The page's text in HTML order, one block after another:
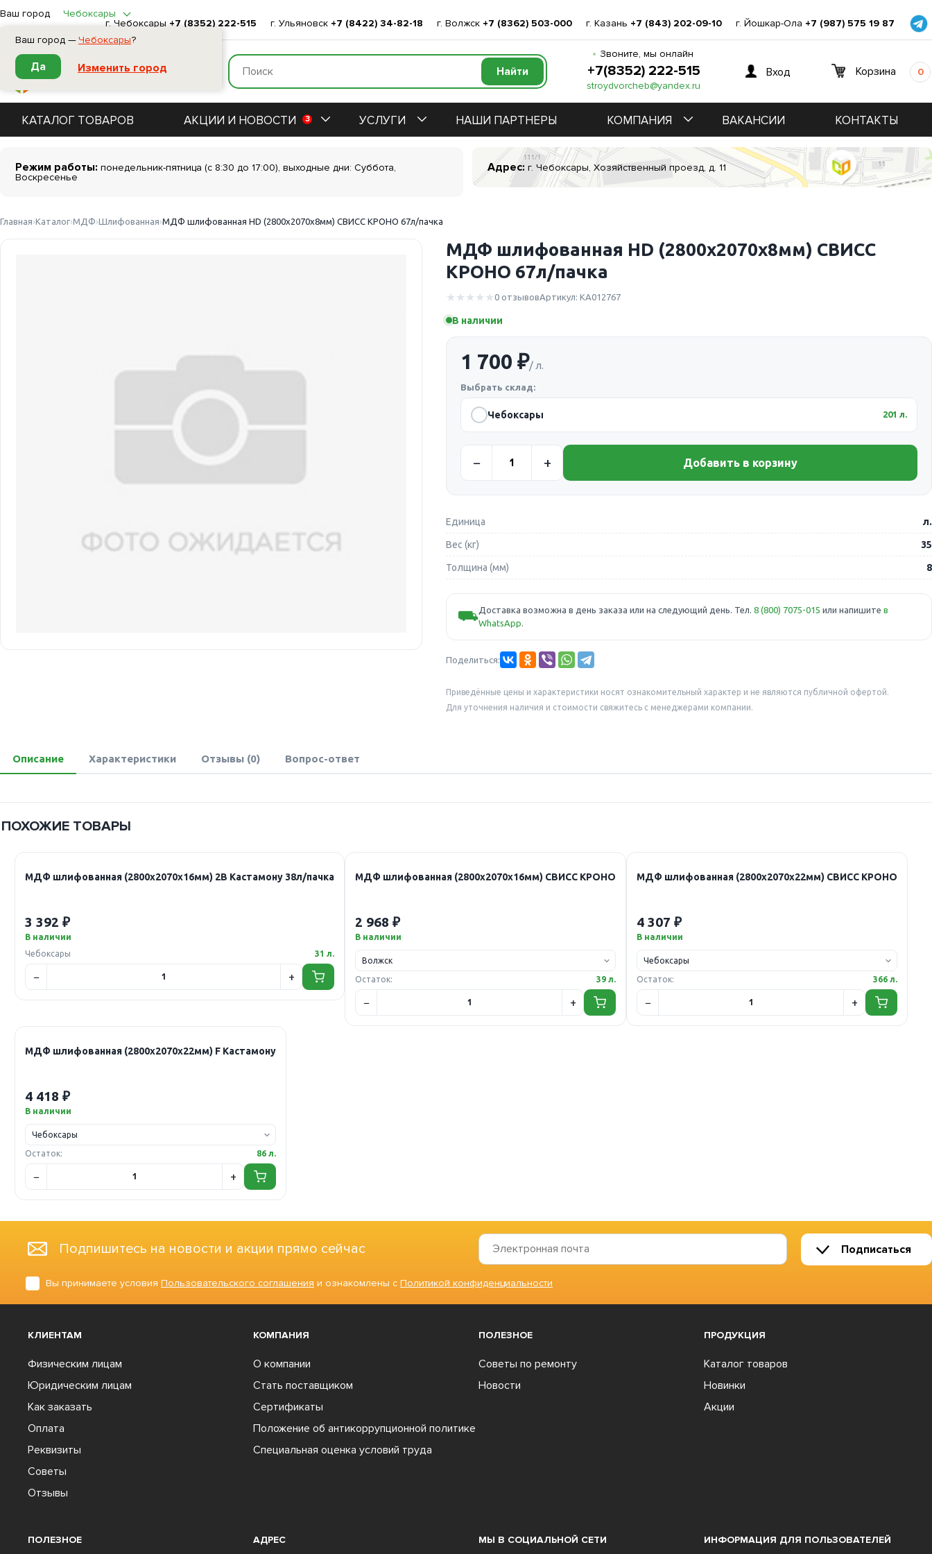
Ваш город —Чебоксары?
Да Изменить город
Ваш город
Чебоксары
г. Чебоксары +7 (8352) 222-515 г. Ульяновск +7 (8422) 34-82-18 г. Волжск +7 (8362) 503-000 г. Казань +7 (843) 202-09-10 г. Йошкар-Ола +7 (987) 575 19 87
Звоните, мы онлайн
+7(8352) 222-515
stroydvorcheb@yandex.ru
Вход Корзина 0
КАТАЛОГ ТОВАРОВ АКЦИИ И НОВОСТИ 3 УСЛУГИ НАШИ ПАРТНЕРЫ КОМПАНИЯ ВАКАНСИИ КОНТАКТЫ
Режим работы: понедельник-пятница (с 8:30 до 17:00), выходные дни: Суббота,
Воскресенье
Адрес: г. Чебоксары, Хозяйственный проезд, д. 11
Главная Каталог МДФ Шлифованная МДФ шлифованная HD (2800х2070х8мм) СВИСС КРОНО 67л/пачка
МДФ шлифованная HD (2800х2070х8мм) СВИСС
КРОНО 67л/пачка
0 отзывовАртикул: КА012767
В наличии
1 700 ₽/ л.
Выбрать склад:
Чебоксары 201 л.
Добавить в корзину
Единица л.
Вес (кг) 35
Толщина (мм) 8
⛟Доставка возможна в день заказа или на следующий день. Тел.8 (800) 7075-015 или напишитев
WhatsApp
Поделиться:
Приведённые цены и характеристики носят ознакомительный характер и не являются публичной офертой.
Для уточнения наличия и стоимости свяжитесь с менеджерами компании.
Описание Характеристики Отзывы (0) Вопрос-ответ
ПОХОЖИЕ ТОВАРЫ
МДФ шлифованная (2800х2070х16мм) 2В Кастамону 38л/пачка
3 392 ₽
В наличии
Чебоксары
31 л.
МДФ шлифованная (2800х2070х16мм) СВИСС КРОНО
2 968 ₽
В наличии
Остаток: 39 л.
МДФ шлифованная (2800х2070х22мм) СВИСС КРОНО
4 307 ₽
В наличии
Остаток: 366 л.
МДФ шлифованная (2800х2070х22мм) F Кастамону
4 418 ₽
В наличии
Остаток: 86 л.
Подпишитесь на новости и акции прямо сейчас Подписаться
Вы принимаете условия Пользовательского соглашения и ознакомлены с Политикой конфиденциальности
КЛИЕНТАМ
Физическим лицам
Юридическим лицам
Как заказать
Оплата
Реквизиты
Советы
Отзывы
КОМПАНИЯ
О компании
Стать поставщиком
Сертификаты
Положение об антикоррупционной политике
Специальная оценка условий труда
ПОЛЕЗНОЕ
Советы по ремонту
Новости
ПРОДУКЦИЯ
Каталог товаров
Новинки
Акции
ПОЛЕЗНОЕ АДРЕС МЫ В СОЦИАЛЬНОЙ СЕТИ ИНФОРМАЦИЯ ДЛЯ ПОЛЬЗОВАТЕЛЕЙ